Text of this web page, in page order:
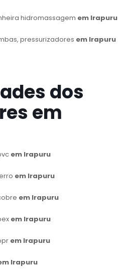
hidromassagem em Irapuru
pressurizadores em Irapuru
dos
em
em Irapuru
em Irapuru
em Irapuru
em Irapuru
em Irapuru
Irapuru